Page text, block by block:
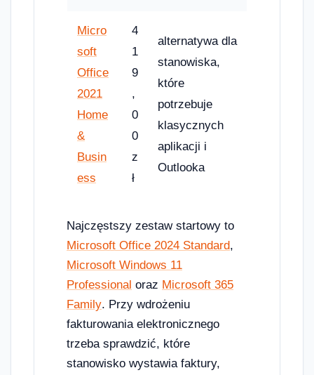
Micro
soft
Office
2021
Home
&
Busin
ess
4
1
9
,
0
0
z
ł
alternatywa dla
stanowiska,
które
potrzebuje
klasycznych
aplikacji i
Outlooka
Najczęstszy zestaw startowy to
Microsoft Office 2024 Standard,
Microsoft Windows 11
Professional oraz Microsoft 365
Family. Przy wdrożeniu
fakturowania elektronicznego
trzeba sprawdzić, które
stanowisko wystawia faktury,